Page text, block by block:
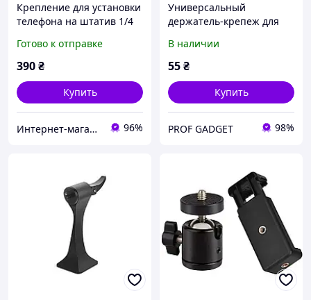
Крепление для установки
телефона на штатив 1/4
Адаптер держатель Jmary
Готово к отправке
390₴
Купить
Интернет-магазин наручных часов Time-Step 96%
Универсальный
держатель-крепеж для
штатив резьба 1/4"
В наличии
55₴
Купить
PROF GADGET 98%